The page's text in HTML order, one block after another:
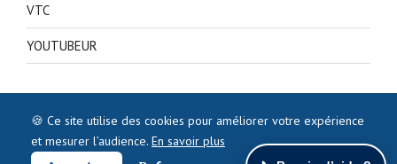
VTC
YOUTUBEUR
🍪 Ce site utilise des cookies pour améliorer votre expérience
et mesurer l’audience. En savoir plus